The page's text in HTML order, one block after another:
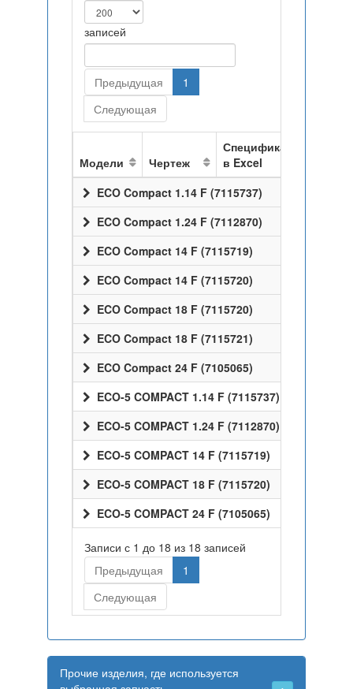
записей
Предыдущая
1
Следующая
Модели Чертеж
Спецификация
в Excel
ECO Compact 1.14 F (7115737)
ECO Compact 1.24 F (7112870)
ECO Compact 14 F (7115719)
ECO Compact 14 F (7115720)
ECO Compact 18 F (7115720)
ECO Compact 18 F (7115721)
ECO Compact 24 F (7105065)
ECO-5 COMPACT 1.14 F (7115737)
ECO-5 COMPACT 1.24 F (7112870)
ECO-5 COMPACT 14 F (7115719)
ECO-5 COMPACT 18 F (7115720)
ECO-5 COMPACT 24 F (7105065)
Записи с 1 до 18 из 18 записей
Предыдущая
1
Следующая
Прочие изделия, где используется